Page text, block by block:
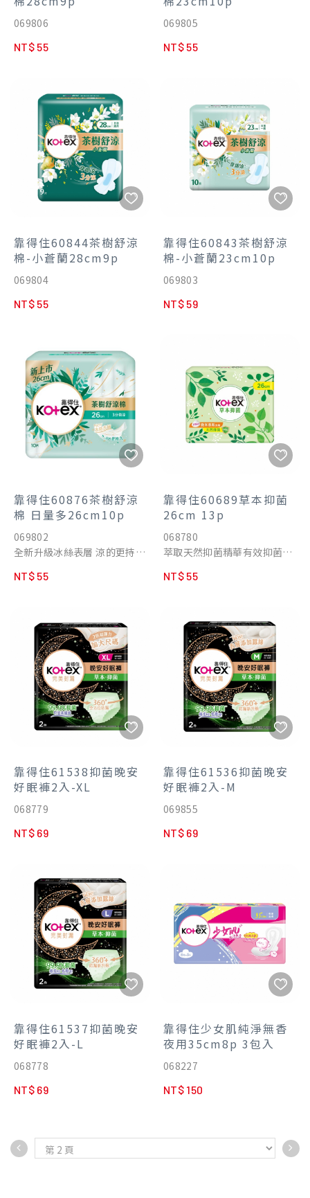
069806
NT$ 55
069805
NT$ 55
靠得住60844茶樹舒涼
棉-小蒼蘭28cm9p
069804
NT$ 55
靠得住60843茶樹舒涼
棉-小蒼蘭23cm10p
069803
NT$ 59
靠得住60876茶樹舒涼
棉 日量多26cm10p
069802
全新升級冰絲表層 涼的更持久
悶新體驗
NT$ 55
靠得住60689草本抑菌
26cm 13p
068780
萃取天然抑菌精華有效抑菌達
天然草本萃取散發自然清香
NT$ 55
靠得住61538抑菌晚安
好眠褲2入-XL
068779
NT$ 69
靠得住61536抑菌晚安
好眠褲2入-M
069855
NT$ 69
靠得住61537抑菌晚安
好眠褲2入-L
068778
NT$ 69
靠得住少女肌純淨無香
夜用35cm8p 3包入
068227
NT$ 150